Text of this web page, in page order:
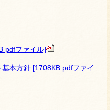
pdfファイル]
本方針 [1708KB pdfファイ